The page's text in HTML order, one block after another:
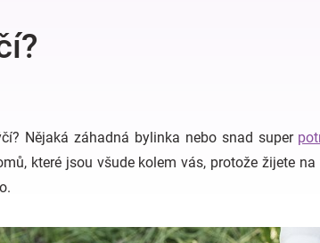
Nějaká záhadná bylinka nebo snad super
které jsou všude kolem vás, protože žijete